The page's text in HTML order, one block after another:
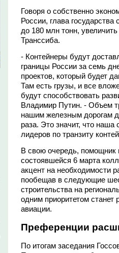
Говоря о собственно
России, глава
до 180 млн тонн,
Транссиба.
- Контейнеры будут
границы России за семь
проектов, который будет
Там есть грузы, и все
будут способствовать
Владимир Путин. - Объем
нашим железным дорогам
раза. Это значит, что
лидеров по транзиту
В свою очередь,
состоявшейся 6 марта
акцент на необходимости
пообещав в следующие
строительства на
одним приоритетом станет
авиации.
Преференции
По итогам заседания